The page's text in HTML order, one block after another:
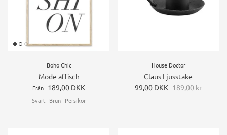
Boho Chic
Mode affisch
Från 189,00 DKK
Svart Brun Persikor
House Doctor
Claus Ljusstake
99,00 DKK 189,00 kr